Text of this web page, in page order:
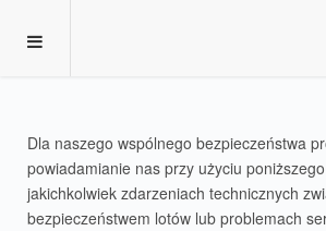
Dla naszego wspólnego bezpieczeństwa
powiadamianie nas przy użyciu
jakichkolwiek zdarzeniach technicznych
bezpieczeństwem lotów lub problemach